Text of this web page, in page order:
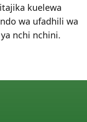
kuelewa
wa ufadhili wa
nchi nchini.